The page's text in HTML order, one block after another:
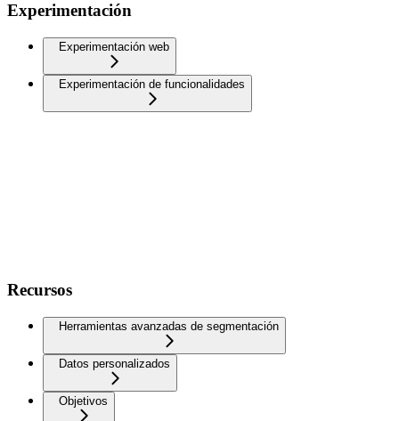
Experimentación
Experimentación web
Experimentación de funcionalidades
Recursos
Herramientas avanzadas de segmentación
Datos personalizados
Objetivos